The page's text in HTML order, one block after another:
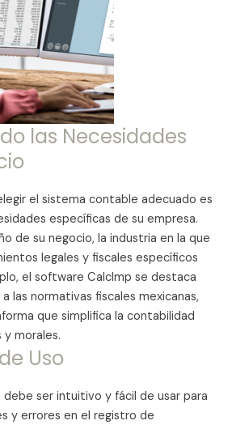
las Necesidades
el sistema contable adecuado es
específicas de su empresa.
de su negocio, la industria en la que
legales y fiscales específicos
el software CalcImp se destaca
las normativas fiscales mexicanas,
que simplifica la contabilidad
y morales.
Uso
ser intuitivo y fácil de usar para
y errores en el registro de